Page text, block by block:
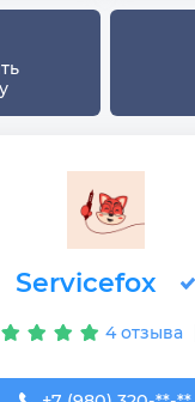
Servicefox
4 отзыва